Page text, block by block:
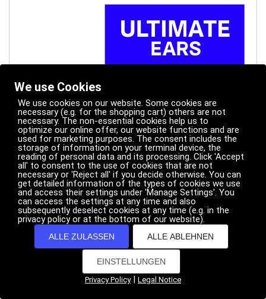
Name ultimateears
Versandkosten • kostenlos
Rückversand
• 14 Tage Rückgabe
• Rückversand kostenpflichtig
Link zum Shop
Zum Shop
Wie funktioniert das mit der
Garantie, wenn ich im Ausland
We use Cookies
We use cookies on our website. Some cookies are
necessary (e.g. for the shopping cart) others are not
necessary. The non-essential cookies help us to
optimize our online offer, our website functions and are
used for marketing purposes. The consent includes the
storage of information on your terminal device, the
reading of personal data and its processing. Click 'Accept
all' to consent to the use of cookies that are not
necessary or 'Reject all' if you decide otherwise. You can
get detailed information of the types of cookies we use
and access their settings under 'Manage Settings'. You
can access the settings at any time and also
subsequently deselect cookies at any time (e.g. in the
privacy policy or at the bottom of our website).
ALLE ZULASSEN ALLE ABLEHNEN
EINSTELLUNGEN
Privacy Policy| Legal Notice